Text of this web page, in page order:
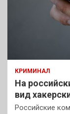
КРИМИНАЛ
На
вид
Российские